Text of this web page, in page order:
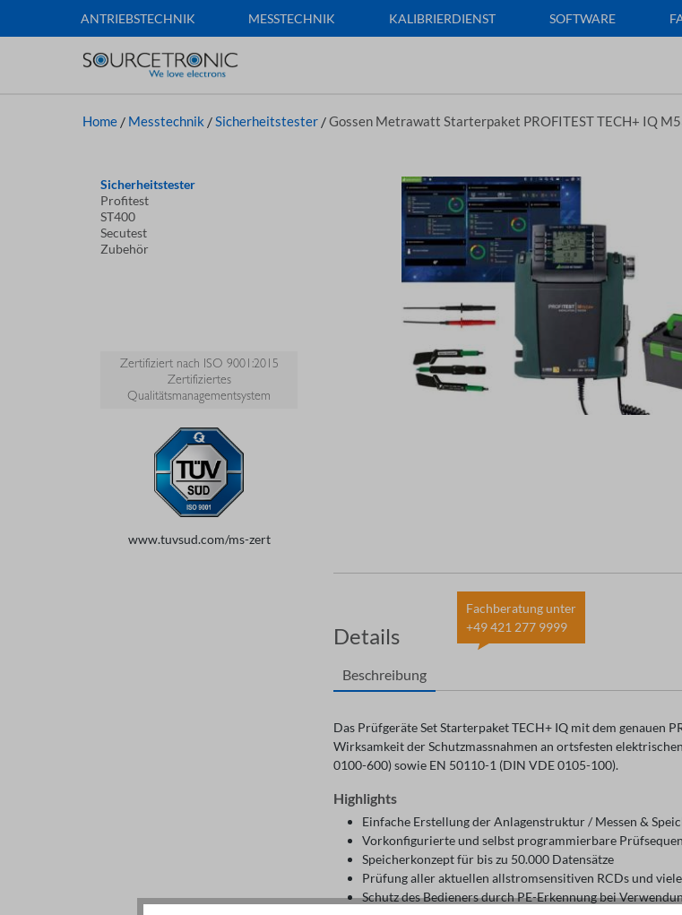
ANTRIEBSTECHNIK MESSTECHNIK KALIBRIERDIENST SOFTWARE
Home / Messtechnik /Sicherheitstester /Gossen Metrawatt Starterpaket PROFITEST TECH+ IQ
Sicherheitstester
Profitest
ST400
Secutest
Zubehör
Zertifiziert nach ISO 9001:2015
Zertifiziertes
Qualitätsmanagementsystem
www.tuvsud.com/ms-zert
Details
Fachberatung unter
+49 421 277 9999
Beschreibung
Das Prüfgeräte Set Starterpaket TECH+ IQ mit dem genauen
Wirksamkeit der Schutzmassnahmen an ortsfesten
0100-600) sowie EN 50110-1 (DIN VDE 0105-100).
Highlights
Einfache Erstellung der Anlagenstruktur / Messen &
Vorkonfigurierte und selbst programmierbare
Speicherkonzept für bis zu 50.000 Datensätze
Prüfung aller aktuellen allstromsensitiven RCDs und
Schutz des Bedieners durch PE-Erkennung bei